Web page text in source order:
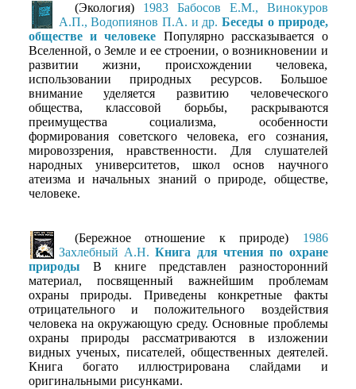
(Экология) 1983 Бабосов Е.М., Винокуров
А.П., Водопиянов П.А. и др.Беседы о природе,
обществе и человеке Популярно рассказывается о
Вселенной, о Земле и ее строении, о возникновении и
развитии жизни, происхождении человека,
использовании природных ресурсов. Большое
внимание уделяется развитию человеческого
общества, классовой борьбы, раскрываются
преимущества социализма, особенности
формирования советского человека, его сознания,
мировоззрения, нравственности. Для слушателей
народных университетов, школ основ научного
атеизма и начальных знаний о природе, обществе,
человеке.
(Бережное отношение к природе) 1986
Захлебный А.Н.Книга для чтения по охране
природы В книге представлен разносторонний
материал, посвященный важнейшим проблемам
охраны природы. Приведены конкретные факты
отрицательного и положительного воздействия
человека на окружающую среду. Основные проблемы
охраны природы рассматриваются в изложении
видных ученых, писателей, общественных деятелей.
Книга богато иллюстрирована слайдами и
оригинальными рисунками.